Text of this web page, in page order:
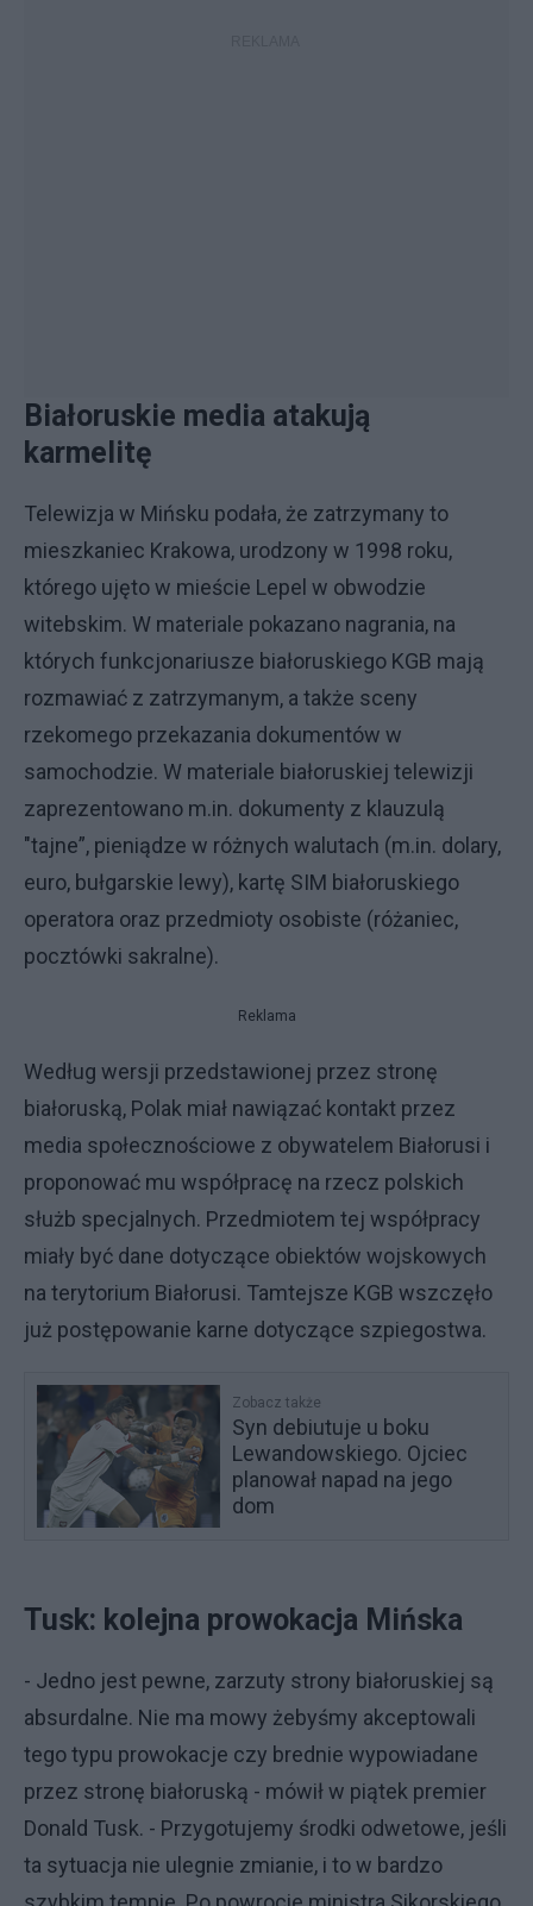
Białoruskie media atakują
karmelitę
Telewizja w Mińsku podała, że zatrzymany to
mieszkaniec Krakowa, urodzony w 1998 roku,
którego ujęto w mieście Lepel w obwodzie
witebskim. W materiale pokazano nagrania, na
których funkcjonariusze białoruskiego KGB mają
rozmawiać z zatrzymanym, a także sceny
rzekomego przekazania dokumentów w
samochodzie. W materiale białoruskiej telewizji
zaprezentowano m.in. dokumenty z klauzulą
"tajne”, pieniądze w różnych walutach (m.in. dolary,
euro, bułgarskie lewy), kartę SIM białoruskiego
operatora oraz przedmioty osobiste (różaniec,
pocztówki sakralne).
Reklama
Według wersji przedstawionej przez stronę
białoruską, Polak miał nawiązać kontakt przez
media społecznościowe z obywatelem Białorusi i
proponować mu współpracę na rzecz polskich
służb specjalnych. Przedmiotem tej współpracy
miały być dane dotyczące obiektów wojskowych
na terytorium Białorusi. Tamtejsze KGB wszczęło
już postępowanie karne dotyczące szpiegostwa.
Zobacz także
Syn debiutuje u boku
Lewandowskiego. Ojciec
planował napad na jego
dom
Tusk: kolejna prowokacja Mińska
- Jedno jest pewne, zarzuty strony białoruskiej są
absurdalne. Nie ma mowy żebyśmy akceptowali
tego typu prowokacje czy brednie wypowiadane
przez stronę białoruską - mówił w piątek premier
Donald Tusk. - Przygotujemy środki odwetowe, jeśli
ta sytuacja nie ulegnie zmianie, i to w bardzo